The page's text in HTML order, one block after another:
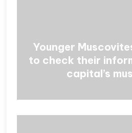
Younger
to check their
capital’s